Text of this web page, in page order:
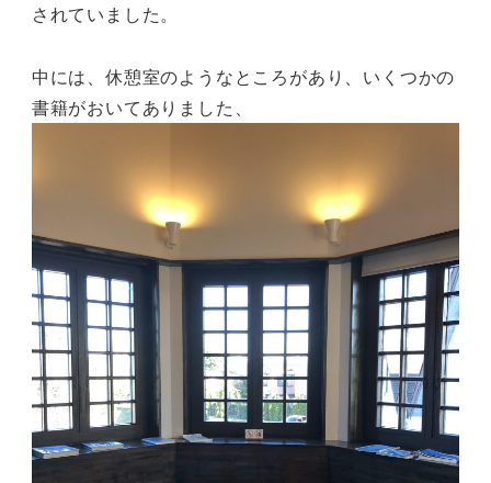
されていました。
中には、休憩室のようなところがあり、いくつかの
書籍がおいてありました、